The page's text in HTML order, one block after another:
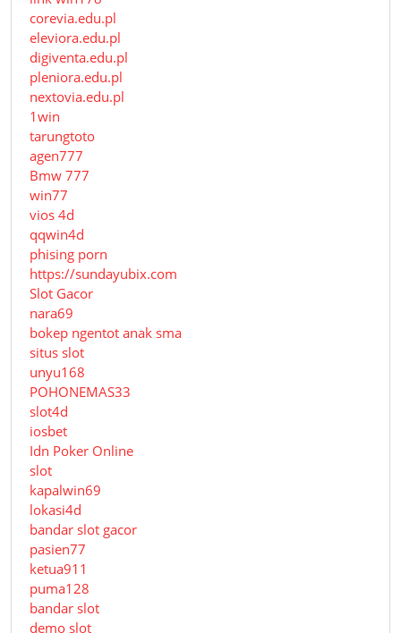
corevia.edu.pl
eleviora.edu.pl
digiventa.edu.pl
pleniora.edu.pl
nextovia.edu.pl
1win
tarungtoto
agen777
Bmw 777
win77
vios 4d
qqwin4d
phising porn
https://sundayubix.com
Slot Gacor
nara69
bokep ngentot anak sma
situs slot
unyu168
POHONEMAS33
slot4d
iosbet
Idn Poker Online
slot
kapalwin69
lokasi4d
bandar slot gacor
pasien77
ketua911
puma128
bandar slot
demo slot